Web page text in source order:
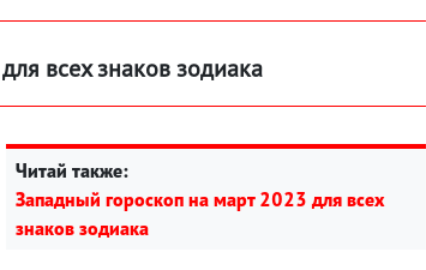
всех знаков зодиака
Читай также:
Западный гороскоп на март 2023 для всех
знаков зодиака